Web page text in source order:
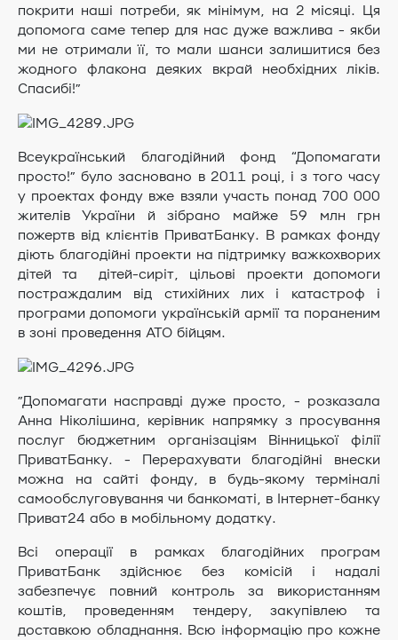
покрити наші потреби, як мінімум, на 2 місяці. Ця
допомога саме тепер для нас дуже важлива - якби
ми не отримали її, то мали шанси залишитися без
жодного флакона деяких вкрай необхідних ліків.
Спасибі!”
Всеукраїнський благодійний фонд “Допомагати
просто!” було засновано в 2011 році, і з того часу
у проектах фонду вже взяли участь понад 700 000
жителів України й зібрано майже 59 млн грн
пожертв від клієнтів ПриватБанку. В рамках фонду
діють благодійні проекти на підтримку важкохворих
дітей та дітей-сиріт, цільові проекти допомоги
постраждалим від стихійних лих і катастроф і
програми допомоги українській армії та пораненим
в зоні проведення АТО бійцям.
”Допомагати насправді дуже просто, - розказала
Анна Ніколішина, керівник напрямку з просування
послуг бюджетним організаціям Вінницької філії
ПриватБанку. - Перерахувати благодійні внески
можна на сайті фонду, в будь-якому терміналі
самообслуговування чи банкоматі, в Інтернет-банку
Приват24 або в мобільному додатку.
Всі операції в рамках благодійних програм
ПриватБанк здійснює без комісій і надалі
забезпечує повний контроль за використанням
коштів, проведенням тендеру, закупівлею та
доставкою обладнання. Всю інформацію про кожне